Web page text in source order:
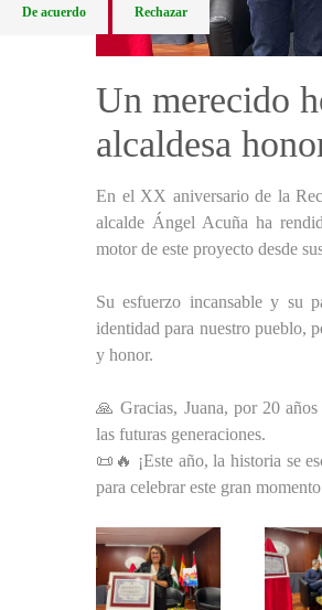
Un merecido
alcaldesa
En el XX aniversario de la
alcalde Ángel Acuña ha
motor de este proyecto desde
Su esfuerzo incansable y su
identidad para nuestro pueblo,
y honor.
🙏 Gracias, Juana, por 20
las futuras generaciones.
📜🔥 ¡Este año, la historia se
para celebrar este gran
De acuerdo Rechazar